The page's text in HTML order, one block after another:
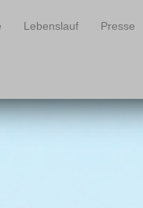
Lebenslauf Presse